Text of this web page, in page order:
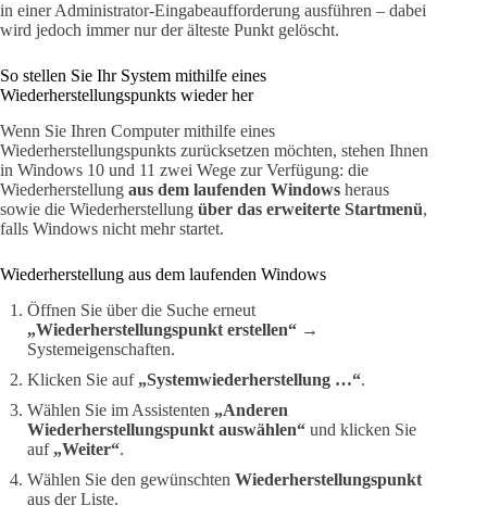
in einer Administrator-Eingabeaufforderung ausführen – dabei
wird jedoch immer nur der älteste Punkt gelöscht.
So stellen Sie Ihr System mithilfe eines
Wiederherstellungspunkts wieder her
Wenn Sie Ihren Computer mithilfe eines
Wiederherstellungspunkts zurücksetzen möchten, stehen Ihnen
in Windows 10 und 11 zwei Wege zur Verfügung: die
Wiederherstellung aus dem laufenden Windows heraus
sowie die Wiederherstellung über das erweiterte Startmenü,
falls Windows nicht mehr startet.
Wiederherstellung aus dem laufenden Windows
Öffnen Sie über die Suche erneut
„Wiederherstellungspunkt erstellen“ →
Systemeigenschaften.
Klicken Sie auf „Systemwiederherstellung …“.
Wählen Sie im Assistenten „Anderen
Wiederherstellungspunkt auswählen“ und klicken Sie
auf „Weiter“.
Wählen Sie den gewünschten Wiederherstellungspunkt
aus der Liste.